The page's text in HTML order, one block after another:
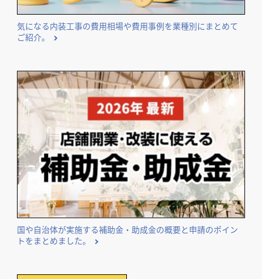
気になる内装工事の費用相場や費用事例を業種別にまとめて
ご紹介。
国や自治体が実施する補助金・助成金の概要と申請のポイン
トをまとめました。